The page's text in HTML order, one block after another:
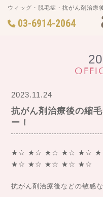
ウィッグ・脱毛症・抗がん剤治療
03-6914-2064
2023.11.24
抗がん剤治療後の縮
ー！
★☆ ★☆ ★☆ ★☆ ★☆
★☆ ★☆ ★☆ ★☆ ★☆
抗がん剤治療後などの敏感